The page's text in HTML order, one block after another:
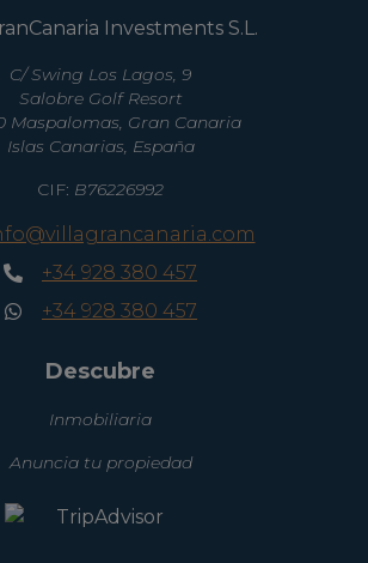
Investments S.L.
C/ Swing Los Lagos, 9
Salobre Golf Resort
Maspalomas, Gran Canaria
Islas Canarias, España
CIF: B76226992
+34 928 380 457
+34 928 380 457
Descubre
Inmobiliaria
Anuncia tu propiedad